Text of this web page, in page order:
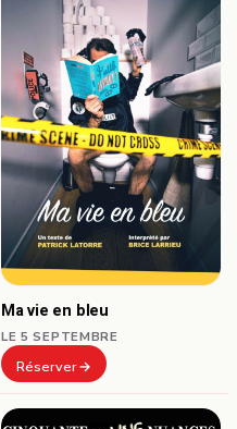
Ma vie en bleu
LE 5 SEPTEMBRE
Réserver